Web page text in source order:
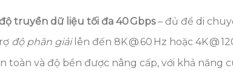
truyền dữ liệu tối đa 40 Gbps– đủ để di
độ phân giảilên đến 8K @ 60 Hz hoặc 4K @
toàn và độ bền được nâng cấp, với khả năng